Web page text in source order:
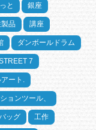
と 銀座
品 講座
ダンボールドラム
7
ート.
ョンツール、
ッグ 工作